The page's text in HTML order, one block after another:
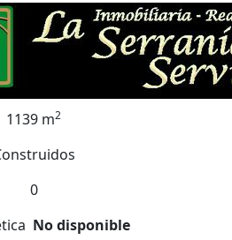
1139 m2
0
No disponible